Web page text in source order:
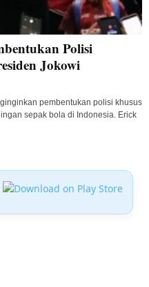
Polisi
Jokowi
pembentukan polisi khusus
sepak bola di Indonesia. Erick